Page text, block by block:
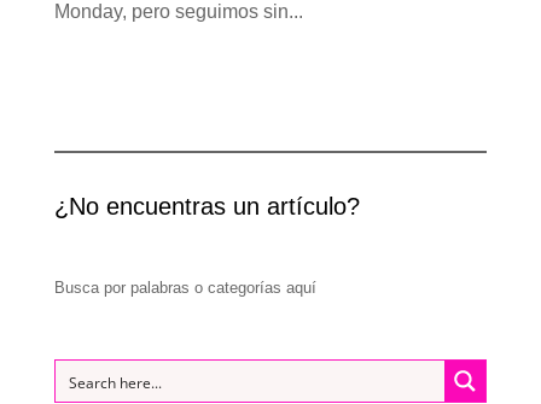
Monday, pero seguimos sin...
¿No encuentras un artículo?
Busca por palabras o categorías aquí